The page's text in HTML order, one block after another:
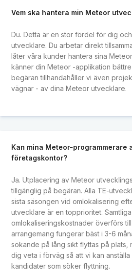
Vem ska hantera min Meteor
Du. Detta är en stor fördel för dig
utvecklare. Du arbetar direkt
låter våra kunder hantera sina
känner din Meteor -applikation bättre
begäran tillhandahåller vi även
vägnar - av dina Meteor utvecklare.
Kan mina Meteor-programmerare
företagskontor?
Ja. Utplacering av Meteor
tillgänglig på begäran. Alla TE-
sista säsongen vid omlokalisering
utvecklare är en topprioritet.
omlokaliseringskostnader överförs
arrangemang fungerar bäst i 3-6
sökande på lång sikt flyttas på plats,
dig veta i förväg så att vi kan
kandidater som söker flyttning.